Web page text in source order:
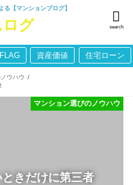
る【マンションブログ】
search
資産価値 住宅ローン
ウハウ
きだけに第三者
マンション選びのノウハウ